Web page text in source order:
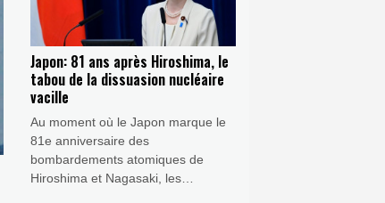
Japon: 81 ans après Hiroshima, le
tabou de la dissuasion nucléaire
vacille
Au moment où le Japon marque le
81e anniversaire des
bombardements atomiques de
Hiroshima et Nagasaki, les